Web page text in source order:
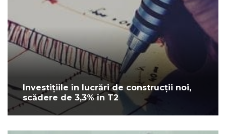
Investițiile în lucrări de construcții noi,
scădere de 3,3% în T2